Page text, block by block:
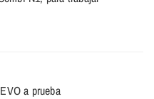
a prueba